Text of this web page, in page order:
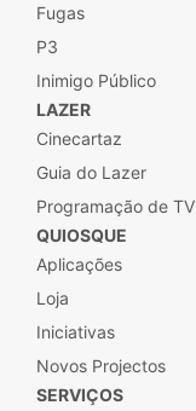
Fugas
P3
Inimigo Público
LAZER
Cinecartaz
Guia do Lazer
Programação de TV
QUIOSQUE
Aplicações
Loja
Iniciativas
Novos Projectos
SERVIÇOS